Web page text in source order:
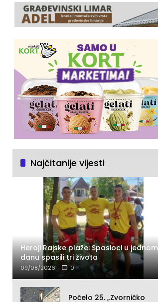
Najčitanije vijesti
Heroji Rajske plaže: Spasioci u jednom
danu spasili tri života
09/08/2026 0
Počelo 25. „Zvorničko